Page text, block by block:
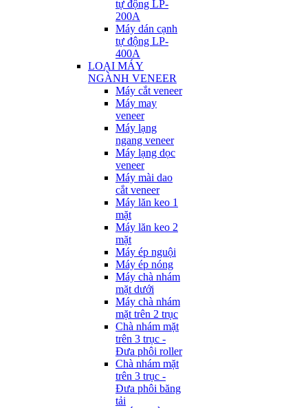
tự động LP-
200A
Máy dán cạnh
tự động LP-
400A
LOẠI MÁY
NGÀNH VENEER
Máy cắt veneer
Máy may
veneer
Máy lạng
ngang veneer
Máy lạng dọc
veneer
Máy mài dao
cắt veneer
Máy lăn keo 1
mặt
Máy lăn keo 2
mặt
Máy ép nguội
Máy ép nóng
Máy chà nhám
mặt dưới
Máy chà nhám
mặt trên 2 trục
Chà nhám mặt
trên 3 trục -
Đưa phôi roller
Chà nhám mặt
trên 3 trục -
Đưa phôi băng
tải